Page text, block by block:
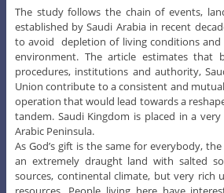
The study follows the chain of events,
established by Saudi Arabia in recent
to avoid depletion of living conditions
environment. The article estimates that
procedures, institutions and authority,
Union contribute to a consistent and
operation that would lead towards a
tandem. Saudi Kingdom is placed in a
Arabic Peninsula.
As God’s gift is the same for everybody,
an extremely draught land with salted
sources, continental climate, but very rich